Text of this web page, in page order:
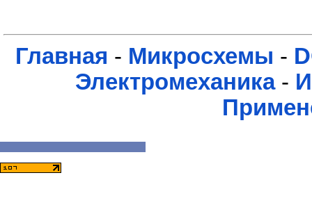
Главная - Микросхемы -
Электромеханика-